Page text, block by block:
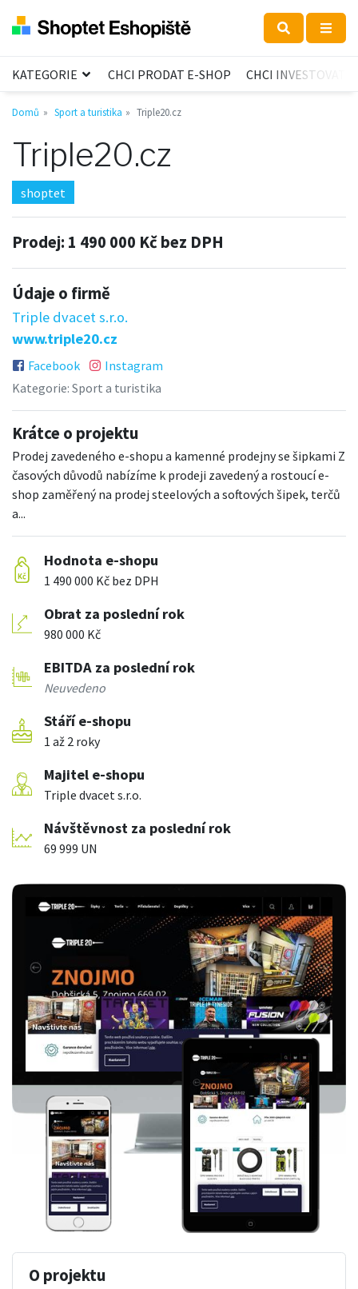
KATEGORIE CHCI PRODAT E-SHOP CHCI INVESTOVAT
Domů Sport a turistika Triple20.cz
Triple20.cz
shoptet
Prodej: 1 490 000 Kč bez DPH
Údaje o firmě
Triple dvacet s.r.o.
www.triple20.cz
Facebook
Instagram
Kategorie: Sport a turistika
Krátce o projektu
Prodej zavedeného e-shopu a kamenné prodejny se šipkami Z
časových důvodů nabízíme k prodeji zavedený a rostoucí e-
shop zaměřený na prodej steelových a softových šipek, terčů
a...
Hodnota e-shopu
1 490 000 Kč bez DPH
Obrat za poslední rok
980 000 Kč
EBITDA za poslední rok
Neuvedeno
Stáří e-shopu
1 až 2 roky
Majitel e-shopu
Triple dvacet s.r.o.
Návštěvnost za poslední rok
69 999 UN
O projektu